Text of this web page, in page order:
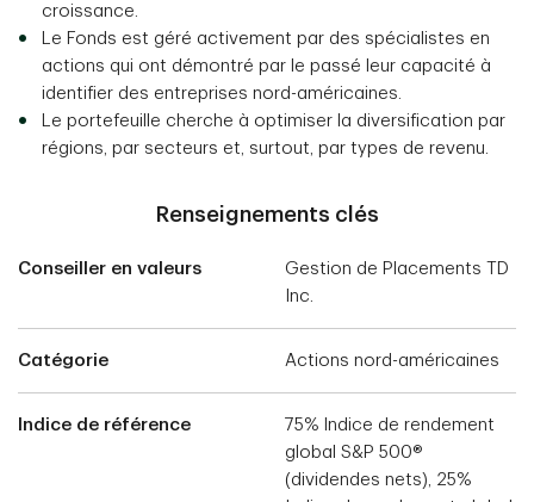
croissance.
Le Fonds est géré activement par des spécialistes en
actions qui ont démontré par le passé leur capacité à
identifier des entreprises nord-américaines.
Le portefeuille cherche à optimiser la diversification par
régions, par secteurs et, surtout, par types de revenu.
Renseignements clés
Conseiller en valeurs
Gestion de Placements TD
Inc.
Catégorie Actions nord-américaines
Indice de référence
75% Indice de rendement
global S&P 500®
(dividendes nets), 25%